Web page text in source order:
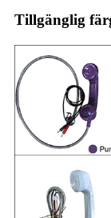
Tillgänglig